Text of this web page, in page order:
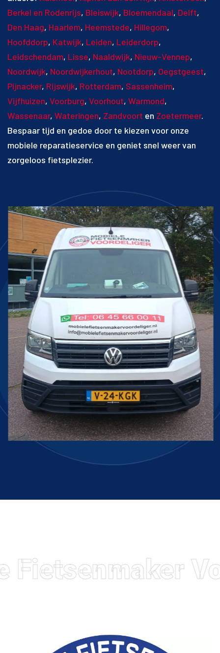
Berkel en Rodenrijs, Bleiswijk, Bloemendaal, Delft,
Den Haag, Haarlem, Heemstede, Hillegom,
Hoofddorp, Katwijk, Leiden, Leiderdorp,
Leidschendam, Lisse, Naaldwijk, Nieuw-Vennep,
Noordwijk, Noordwijkerhout, Nootdorp, Oegstgeest,
Pijnacker, Rijswijk, Rotterdam, Sassenheim,
Vijfhuizen, Voorburg, Voorhout, Warmond,
Wassenaar, Wateringen, Zandvoort en Zoetermeer.
Bespaar tijd en gedoe door te kiezen voor onze
mobiele reparatieservice en geniet snel weer van
zorgeloos fietsplezier.
Fietsenmaker